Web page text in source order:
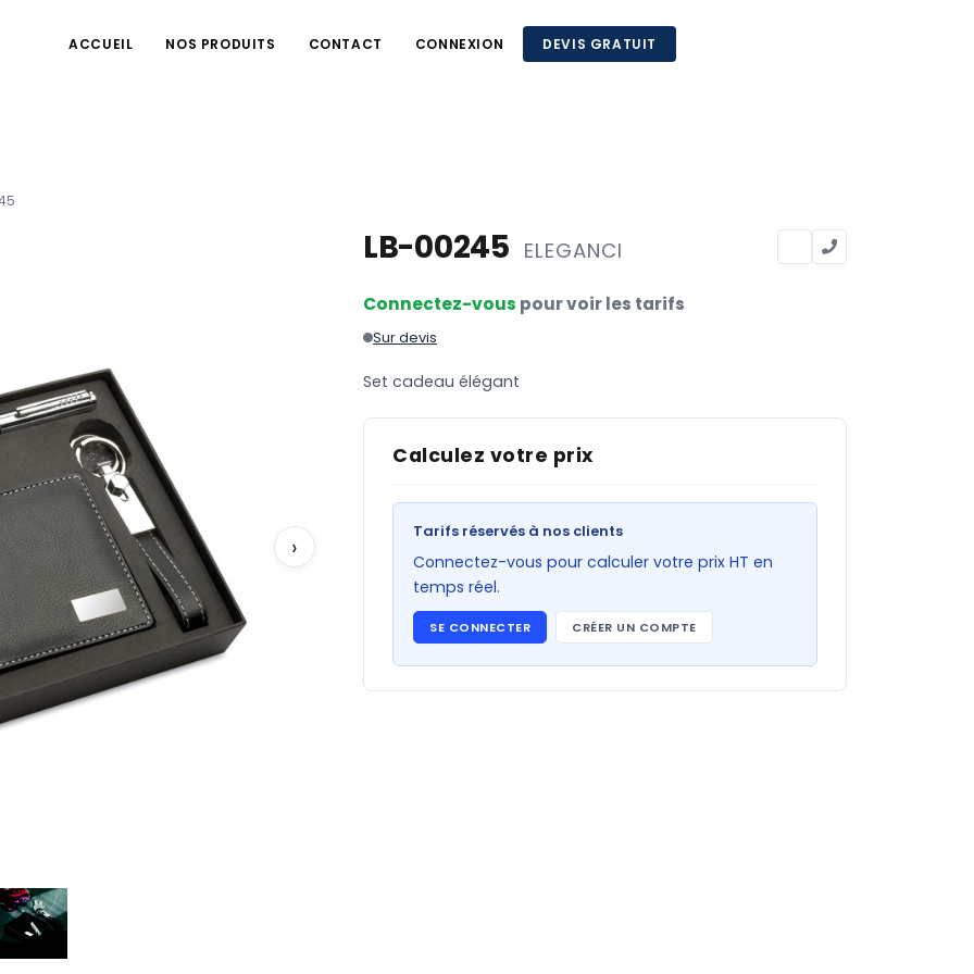
ACCUEIL NOS PRODUITS CONTACT CONNEXION DEVIS GRATUIT
›
LB-00245 ELEGANCI
Connectez-vous pour voir les tarifs
Sur devis
Set cadeau élégant
Calculez votre prix
Tarifs réservés à nos clients
Connectez-vous pour calculer votre prix HT en
temps réel.
SE CONNECTER CRÉER UN COMPTE